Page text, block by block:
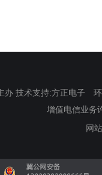
技术支持:方正电子
增值电信业务
网